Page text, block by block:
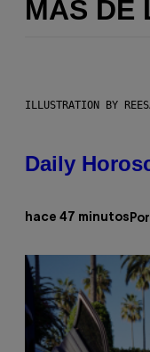
MÁS DE
ILLUSTRATION BY
Daily
hace 47 minutos Por